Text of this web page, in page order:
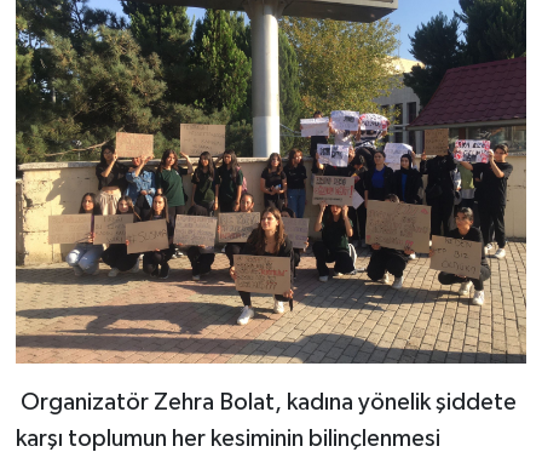
Organizatör Zehra Bolat, kadına yönelik şiddete
karşı toplumun her kesiminin bilinçlenmesi